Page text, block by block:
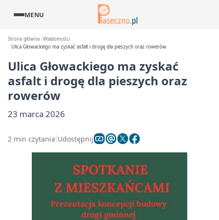
MENU
Strona główna Wiadomości
Ulica Głowackiego ma zyskać asfalt i drogę dla pieszych oraz rowerów
Ulica Głowackiego ma zyskać
asfalt i drogę dla pieszych oraz
rowerów
23 marca 2026
2 min czytania Udostępnij